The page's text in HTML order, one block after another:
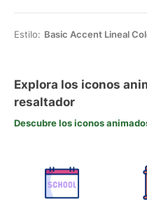
Estilo: Basic Accent Lineal
Explora los iconos
resaltador
Descubre los iconos